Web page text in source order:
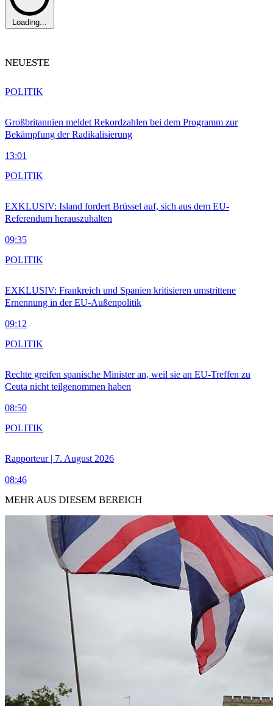
Loading...
NEUESTE
Großbritannien meldet Rekordzahlen bei dem Programm zur
Bekämpfung der Radikalisierung
13:01
POLITIK
EXKLUSIV: Island fordert Brüssel auf, sich aus dem EU-
Referendum herauszuhalten
09:35
POLITIK
EXKLUSIV: Frankreich und Spanien kritisieren umstrittene
Ernennung in der EU-Außenpolitik
09:12
POLITIK
Rechte greifen spanische Minister an, weil sie an EU-Treffen zu
Ceuta nicht teilgenommen haben
08:50
POLITIK
Rapporteur | 7. August 2026
08:46
POLITIK
MEHR AUS DIESEM BEREICH